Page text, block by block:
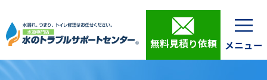
無料見積り依頼